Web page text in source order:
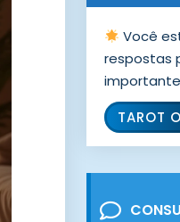
Você
respostas
TAROT